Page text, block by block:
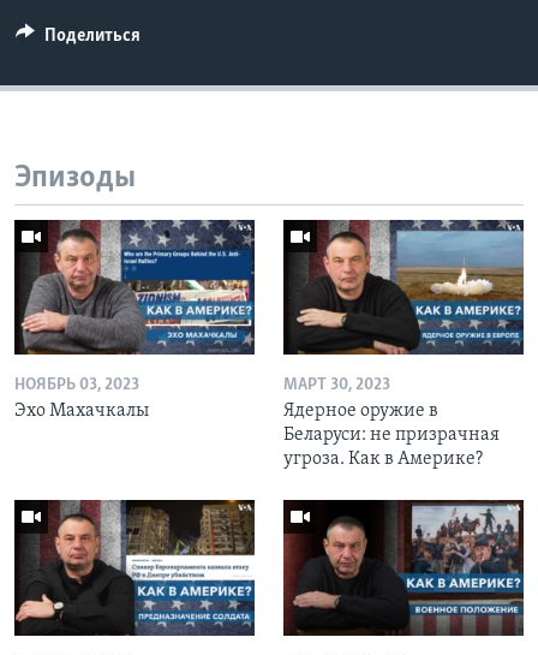
Поделиться
Эпизоды
НОЯБРЬ 03, 2023
Эхо Махачкалы
МАРТ 30, 2023
Ядерное оружие в
Беларуси: не призрачная
угроза. Как в Америке?